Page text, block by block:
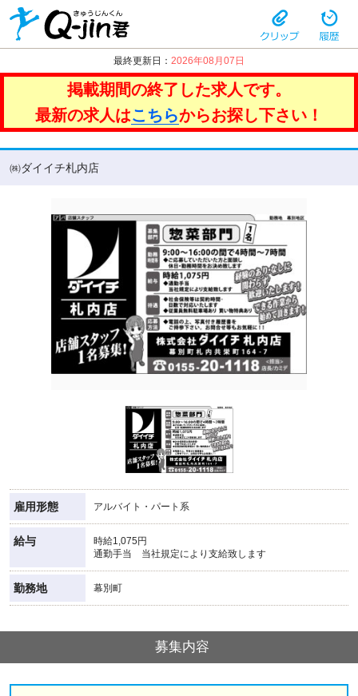
最終更新日： 2026年08月07日
掲載期間の終了した求人です。
最新の求人はこちらからお探し下さい！
㈱ダイイチ札内店
雇用形態 アルバイト・パート系
給与
時給1,075円
通勤手当 当社規定により支給致します
勤務地 幕別町
募集内容